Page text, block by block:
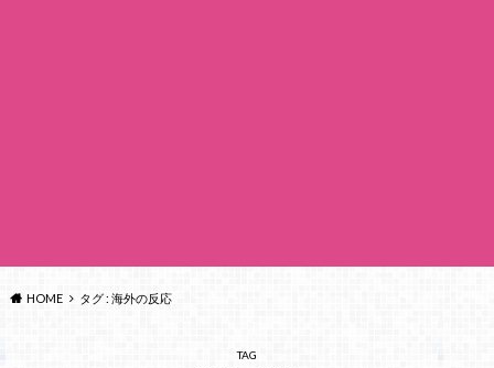
HOME タグ : 海外の反応
TAG